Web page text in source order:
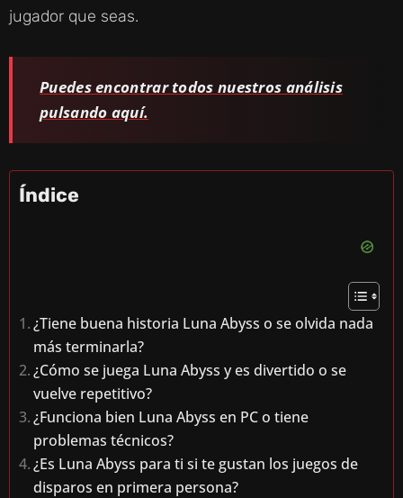
jugador que seas.
Puedes encontrar todos nuestros análisis
pulsando aquí.
Índice
¿Tiene buena historia Luna Abyss o se olvida nada
más terminarla?
¿Cómo se juega Luna Abyss y es divertido o se
vuelve repetitivo?
¿Funciona bien Luna Abyss en PC o tiene
problemas técnicos?
¿Es Luna Abyss para ti si te gustan los juegos de
disparos en primera persona?